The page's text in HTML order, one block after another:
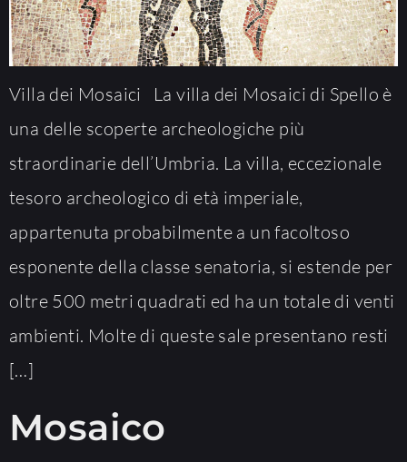
Villa dei Mosaici La villa dei Mosaici di Spello è
una delle scoperte archeologiche più
straordinarie dell’Umbria. La villa, eccezionale
tesoro archeologico di età imperiale,
appartenuta probabilmente a un facoltoso
esponente della classe senatoria, si estende per
oltre 500 metri quadrati ed ha un totale di venti
ambienti. Molte di queste sale presentano resti
[…]
Mosaico